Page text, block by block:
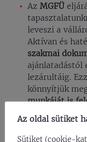
Az MGFÜ
leveszi a
Aktívan és
szakmai
ajánlatadástól
lezárultáig.
könnyítjük
munkáját is
beadott
hatályos
A végső
Az oldal sütiket
Sütiket (cookie-